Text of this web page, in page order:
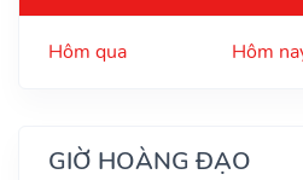
Hôm qua Hôm
GIỜ HOÀNG ĐẠO